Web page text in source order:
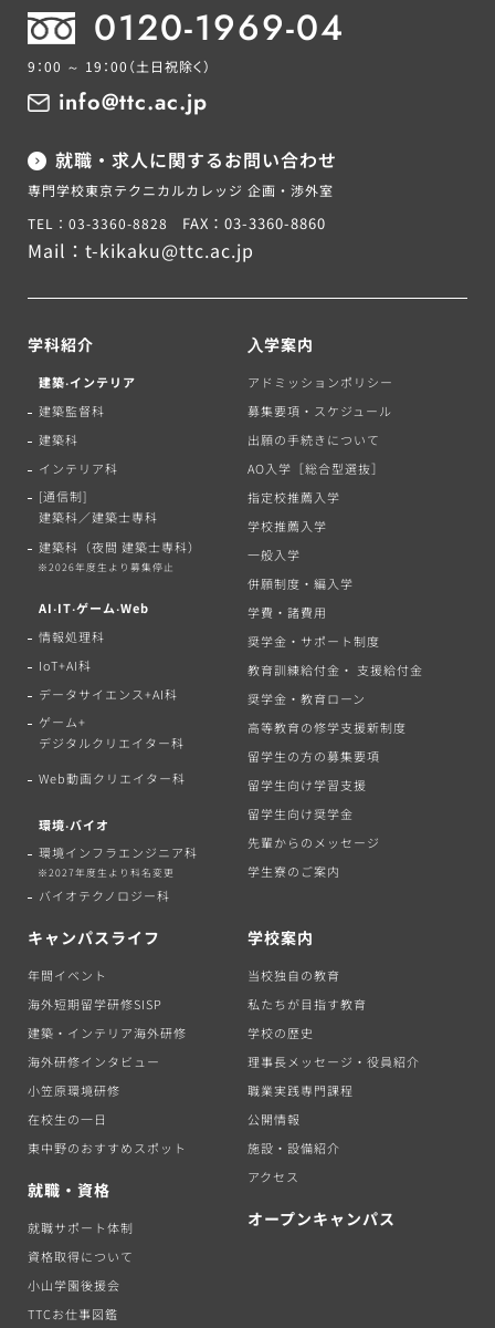
0120-1969-04
9：00 ～ 19：00 （土日祝除く）
info@ttc.ac.jp
就職・求人に関するお問い合わせ
専門学校東京テクニカルカレッジ 企画・渉外室
TEL：03-3360-8828
FAX：03-3360-8860
Mail： t-kikaku@ttc.ac.jp
学科紹介
建築‧インテリア
建築監督科
建築科
インテリア科
[通信制]
建築科／建築士専科
建築科（夜間 建築士専科）
※2026年度生より募集停止
AI‧IT‧ゲーム‧Web
情報処理科
IoT+AI科
データサイエンス+AI科
ゲーム+
デジタルクリエイター科
Web動画クリエイター科
環境‧バイオ
環境インフラエンジニア科
※2027年度生より科名変更
バイオテクノロジー科
⼊学案内
アドミッションポリシー
募集要項・スケジュール
出願の手続きについて
AO入学［総合型選抜］
指定校推薦入学
学校推薦入学
一般入学
併願制度・編入学
学費・諸費用
奨学金・サポート制度
教育訓練給付金・ 支援給付金
奨学金・教育ローン
高等教育の修学支援新制度
留学生の方の募集要項
留学生向け学習支援
留学生向け奨学金
先輩からのメッセージ
学生寮のご案内
キャンパスライフ
年間イベント
海外短期留学研修SISP
建築・インテリア海外研修
海外研修インタビュー
小笠原環境研修
在校生の一日
東中野のおすすめスポット
就職・資格
就職サポート体制
資格取得について
小山学園後援会
TTCお仕事図鑑
学校案内
当校独自の教育
私たちが目指す教育
学校の歴史
理事長メッセージ・役員紹介
職業実践専門課程
公開情報
施設・設備紹介
アクセス
オープンキャンパス